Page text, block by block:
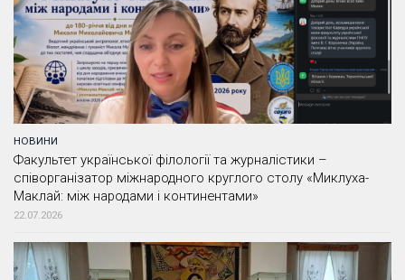
НОВИНИ
Факультет української філології та журналістики –
співорганізатор міжнародного круглого столу «Миклуха-
Маклай: між народами і континентами»
22.07.2026